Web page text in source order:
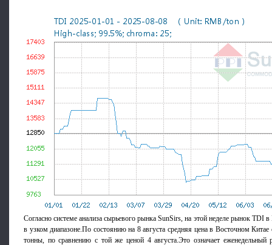
Согласно системе анализа сырьевого рынка SunSirs, на этой неделе рынок TDI
в узком диапазоне.По состоянию на 8 августа средняя цена в Восточном
тонны, по сравнению с той же ценой 4 августа.Это означает